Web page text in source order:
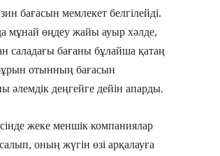
бағасын мемлекет белгілейді.
мұнай өңдеу жайы ауыр хәлде,
саладағы бағаны бұлайша қатаң
отынның бағасын
әлемдік деңгейге дейін апарды.
жеке меншік компаниялар
оның жүгін өзі арқалауға